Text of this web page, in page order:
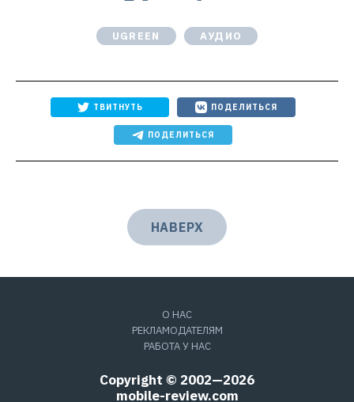
UGREEN АУДИО
ТВИТНУТЬ ПОДЕЛИТЬСЯ
ПОДЕЛИТЬСЯ
НАВЕРХ
О НАС
РЕКЛАМОДАТЕЛЯМ
РАБОТА У НАС
Copyright © 2002—2026
mobile-review.com